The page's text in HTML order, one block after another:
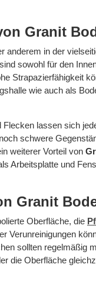
Granit
anderem in der
sind sowohl für den
Strapazierfähigkeit
wie auch als
lassen sich
schwere
weiterer Vorteil von
Arbeitsplatte und
Granit
Oberfläche, die
Verunreinigungen
sollten regelmäßig
die Oberfläche